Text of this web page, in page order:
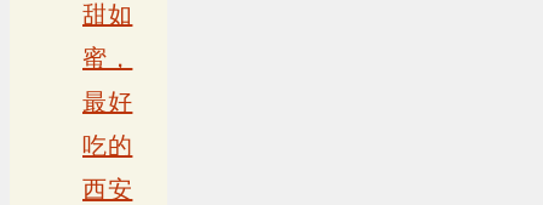
甜如
蜜，
最好
吃的
西安